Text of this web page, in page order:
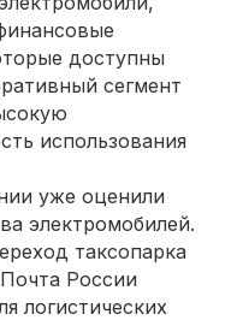
доступны
сегмент
использования
уже оценили
электромобилей.
таксопарка
России
логистических